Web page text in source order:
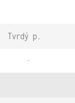
Tvrdý p.
-